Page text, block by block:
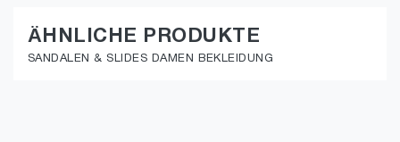
ÄHNLICHE PRODUKTE
SANDALEN & SLIDES DAMEN BEKLEIDUNG